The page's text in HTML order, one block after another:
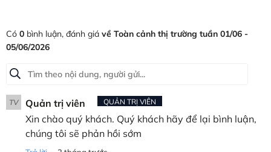
Có 0 bình luận, đánh giá về Toàn cảnh thị trường tuần 01/06 -
05/06/2026
TV Quản trị viên QUẢN TRỊ VIÊN
Xin chào quý khách. Quý khách hãy để lại bình luận,
chúng tôi sẽ phản hồi sớm